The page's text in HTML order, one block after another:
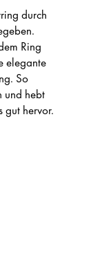
durch
Ring
elegante
So
und hebt
gut hervor.